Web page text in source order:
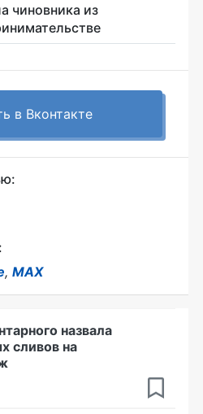
чиновника из
в Вконтакте
, MAX
назвала
сливов на